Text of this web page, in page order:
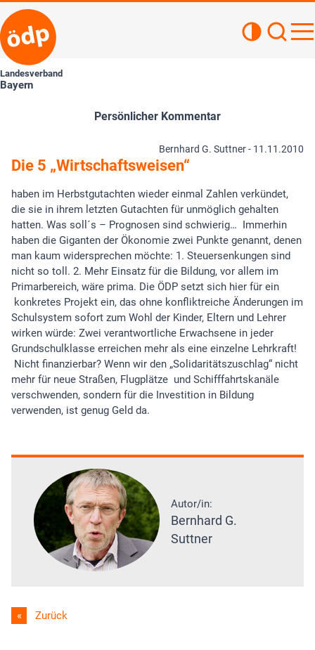
Landesverband
Bayern
Persönlicher Kommentar
Bernhard G. Suttner - 11.11.2010
Die 5 „Wirtschaftsweisen“
haben im Herbstgutachten wieder einmal Zahlen verkündet,
die sie in ihrem letzten Gutachten für unmöglich gehalten
hatten. Was soll´s – Prognosen sind schwierig… Immerhin
haben die Giganten der Ökonomie zwei Punkte genannt, denen
man kaum widersprechen möchte: 1. Steuersenkungen sind
nicht so toll. 2. Mehr Einsatz für die Bildung, vor allem im
Primarbereich, wäre prima. Die ÖDP setzt sich hier für ein
konkretes Projekt ein, das ohne konfliktreiche Änderungen im
Schulsystem sofort zum Wohl der Kinder, Eltern und Lehrer
wirken würde: Zwei verantwortliche Erwachsene in jeder
Grundschulklasse erreichen mehr als eine einzelne Lehrkraft!
Nicht finanzierbar? Wenn wir den „Solidaritätszuschlag“ nicht
mehr für neue Straßen, Flugplätze und Schifffahrtskanäle
verschwenden, sondern für die Investition in Bildung
verwenden, ist genug Geld da.
Autor/in:
Bernhard G.
Suttner
Zurück